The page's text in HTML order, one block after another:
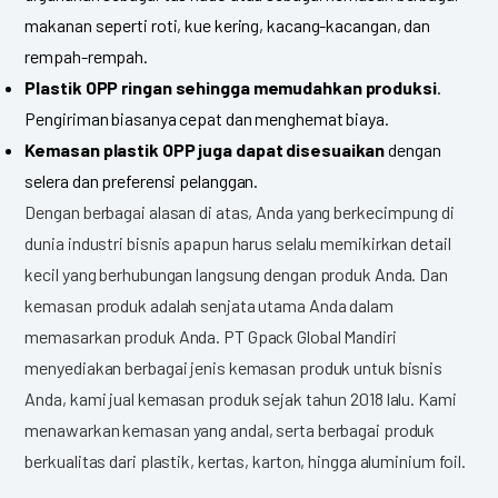
makanan seperti roti, kue kering, kacang-kacangan, dan
rempah-rempah.
Plastik OPP ringan sehingga memudahkan produksi.
Pengiriman biasanya cepat dan menghemat biaya.
Kemasan plastik OPP juga dapat disesuaikandengan
selera dan preferensi pelanggan.
Dengan berbagai alasan di atas, Anda yang berkecimpung di
dunia industri bisnis apapun harus selalu memikirkan detail
kecil yang berhubungan langsung dengan produk Anda. Dan
kemasan produk adalah senjata utama Anda dalam
memasarkan produk Anda. PT Gpack Global Mandiri
menyediakan berbagai jenis kemasan produk untuk bisnis
Anda, kami jual kemasan produk sejak tahun 2018 lalu. Kami
menawarkan kemasan yang andal, serta berbagai produk
berkualitas dari plastik, kertas, karton, hingga aluminium foil.